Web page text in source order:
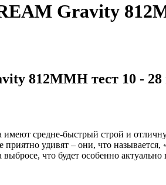
Gravity
812MMH тест 10 - 28
средне-быстрый строй и
удивят – они, что
что будет особенно актуально